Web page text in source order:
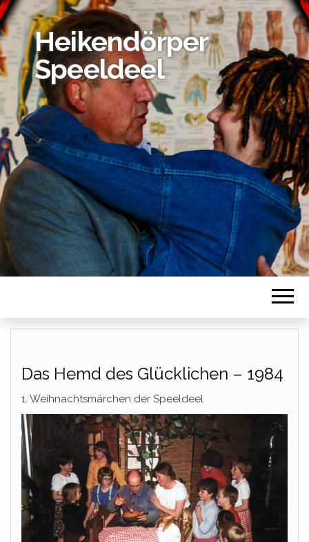
Heikendörper
Speeldeel
Das Hemd des Glücklichen – 1984
1. Weihnachtsmärchen der Speeldeel